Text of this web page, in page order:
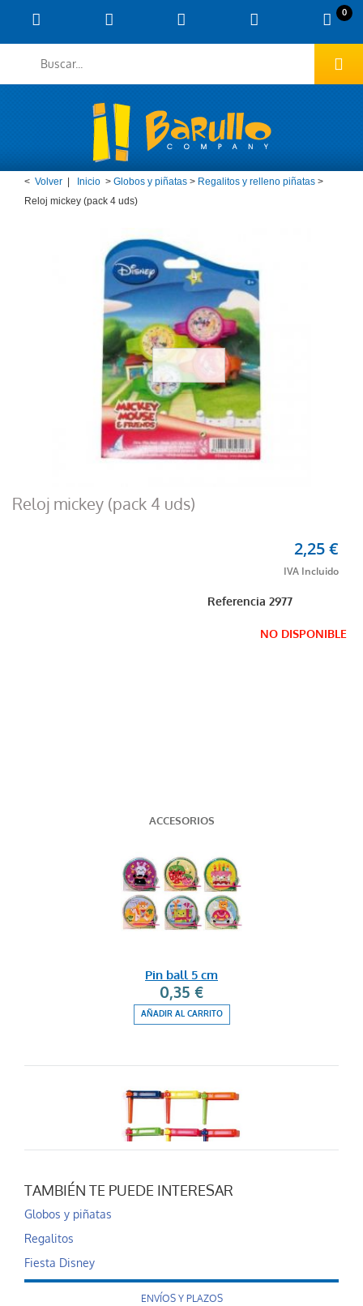
0
< Volver Inicio > Globos y piñatas > Regalitos y relleno piñatas >
Reloj mickey (pack 4 uds)
Reloj mickey (pack 4 uds)
Referencia2977
2,25 €
NO DISPONIBLE
ACCESORIOS
Pin ball 5 cm
0,35 €
AÑADIR AL CARRITO
TAMBIÉN TE PUEDE INTERESAR
Globos y piñatas
Regalitos
Fiesta Disney
ENVÍOS Y PLAZOS